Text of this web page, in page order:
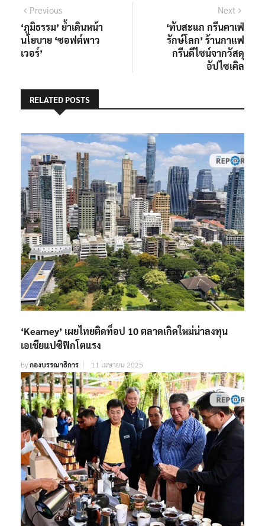
แนะแนว
เรื่อง
PreviousPrevious
post:
‘ภูมิธรรม’ ย้ำเดินหน้า
นโยบาย ‘ซอฟต์พาว
เวอร์’
Next
‘ทับสะแก กรีนคาเฟ่
รักษ์โลก’ ร้านกาแฟ
กรีนดีไซน์จากวัสดุ
อัปไซเคิล
RELATED POSTS
‘Kearney’ เผยไทยติดท็อป 10 ตลาดเกิดใหม่น่าลงทุน
เอเชียแปซิฟิกโตแรง
Byกองบรรณาธิการ 11 เมษายน 2025